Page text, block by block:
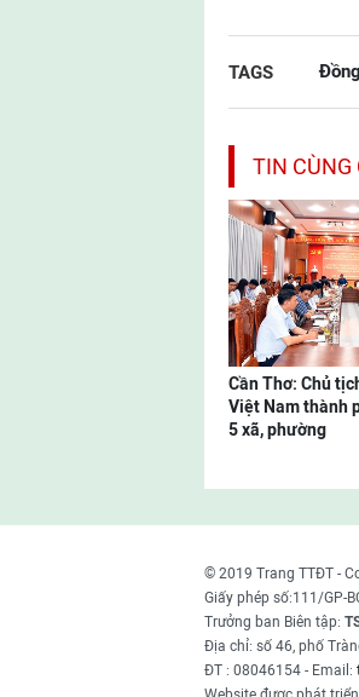
TAGS
TIN CÙNG
Cần Thơ: Chủ
Việt Nam thành
5 xã, phường
© 2019 Trang TTĐT -
Giấy phép số:111/GP-
Trưởng ban Biên tập:
Địa chỉ: số 46, phố
ĐT : 08046154 - Email: